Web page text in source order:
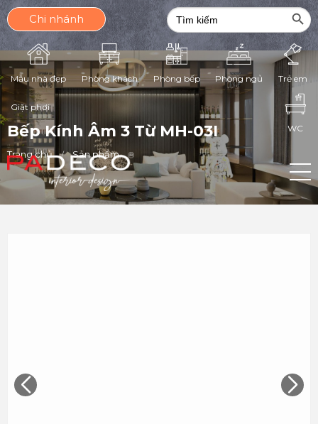
Chi nhánh
Search
for:
Search
Mẫu nhà đẹp Phòng khách Phòng bếp Phòng ngủ Trẻ em
Giặt phơi
WC
Bếp Kính Âm 3 Từ MH-03I
Trang chủ Sản phẩm